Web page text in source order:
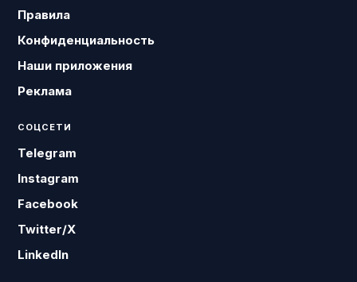
Правила
Конфиденциальность
Наши приложения
Реклама
СОЦСЕТИ
Telegram
Instagram
Facebook
Twitter/X
LinkedIn